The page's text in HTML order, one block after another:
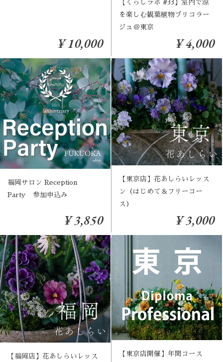
¥ 10,000
【くらしラボ #33】室内で涼
を楽しむ観葉植物ブリコラー
ジュ＠東京
¥ 4,000
福岡サロン Reception
Party 参加申込み
¥ 3,850
【東京店】花あしらいレッス
ン（はじめて＆フリーコー
ス）
¥ 3,000
【福岡店】花あしらいレッス
【東京店開催】年間コース